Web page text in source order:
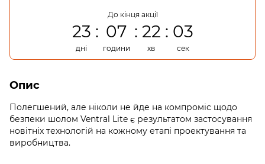
До кінця акції
23
дні
07
години
22
хв
03
сек
Опис
Полегшений, але ніколи не йде на компроміс щодо
безпеки шолом Ventral Lite є результатом застосування
новітніх технологій на кожному етапі проектування та
виробництва.